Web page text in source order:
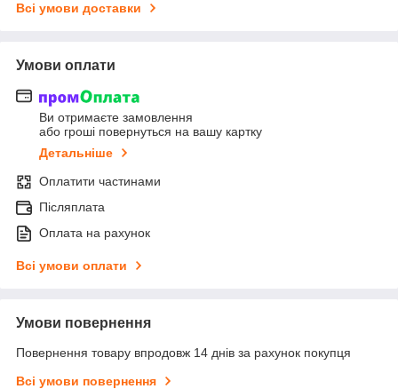
Всі умови доставки
Умови оплати
Ви отримаєте замовлення
або гроші повернуться на вашу картку
Детальніше
Оплатити частинами
Післяплата
Оплата на рахунок
Всі умови оплати
Умови повернення
Повернення товару впродовж 14 днів за рахунок покупця
Всі умови повернення